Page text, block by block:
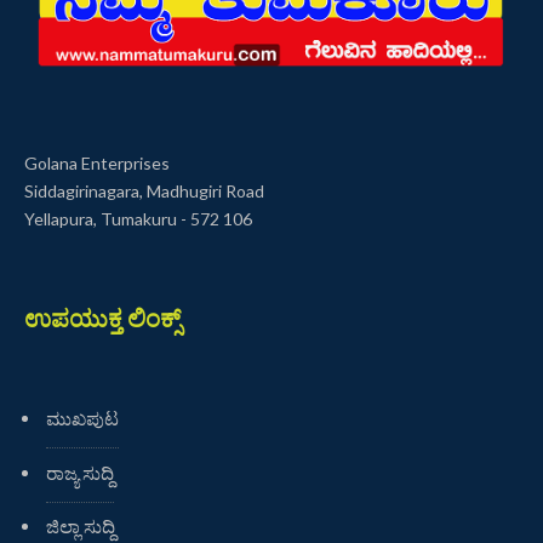
Golana Enterprises
Siddagirinagara, Madhugiri Road
Yellapura, Tumakuru - 572 106
ಉಪಯುಕ್ತ ಲಿಂಕ್ಸ್
ಮುಖಪುಟ
ರಾಜ್ಯ ಸುದ್ದಿ
ಜಿಲ್ಲಾ ಸುದ್ದಿ